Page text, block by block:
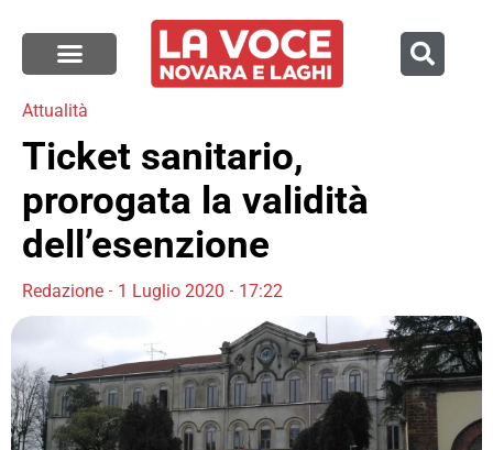
Attualità
Ticket sanitario,
prorogata la validità
dell’esenzione
Redazione 1 Luglio 2020 17:22